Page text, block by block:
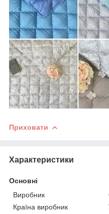
Приховати
Характеристики
Основні
Виробник
Країна виробник